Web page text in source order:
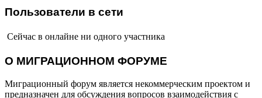
Пользователи в сети
Сейчас в онлайне ни одного участника
О МИГРАЦИОННОМ ФОРУМЕ
Миграционный форум является некоммерческим проектом и
предназначен для обсуждения вопросов взаимодействия с